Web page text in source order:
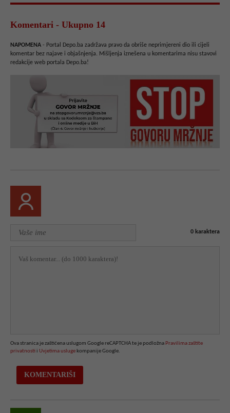
Komentari - Ukupno 14
NAPOMENA - Portal Depo.ba zadržava pravo da obriše neprimjereni dio ili cijeli
komentar bez najave i objašnjenja. Mišljenja iznešena u komentarima nisu stavovi
redakcije web portala Depo.ba!
0 karaktera
Ova stranica je zaštićena uslugom Google reCAPTCHA te je podložna Pravilima zaštite
privatnosti i Uvjetima usluge kompanije Google.